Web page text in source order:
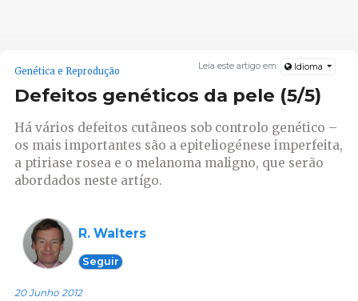
Leia este artigo em: Idioma
Genética e Reprodução
Defeitos genéticos da pele (5/5)
Há vários defeitos cutâneos sob controlo genético –
os mais importantes são a epiteliogénese imperfeita,
a ptiriase rosea e o melanoma maligno, que serão
abordados neste artígo.
R. Walters
Seguir
20 Junho 2012